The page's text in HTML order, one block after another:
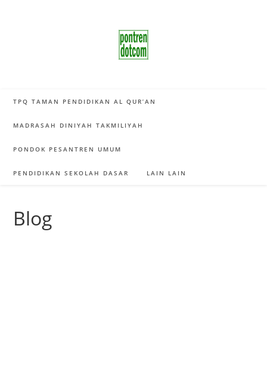
TPQ TAMAN PENDIDIKAN AL QUR’AN
MADRASAH DINIYAH TAKMILIYAH
PONDOK PESANTREN UMUM
PENDIDIKAN SEKOLAH DASAR LAIN LAIN
Blog